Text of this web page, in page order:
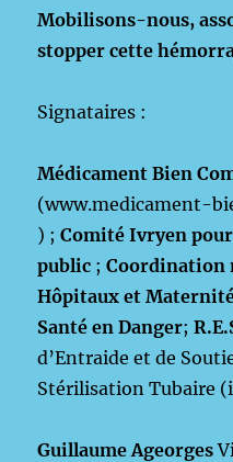
Mobilisons-nous,
stopper cette
Signataires :
Médicament Bien
(www.medicament-
) ;Comité Ivryen
public ;Coordination
Hôpitaux et
Santé en Danger;
d’Entraide et de
Stérilisation Tubaire
Guillaume Ageorges